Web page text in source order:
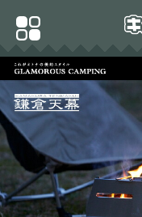
Primary
Menu